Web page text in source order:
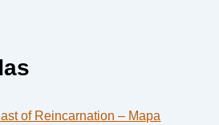
of Reincarnation – Mapa